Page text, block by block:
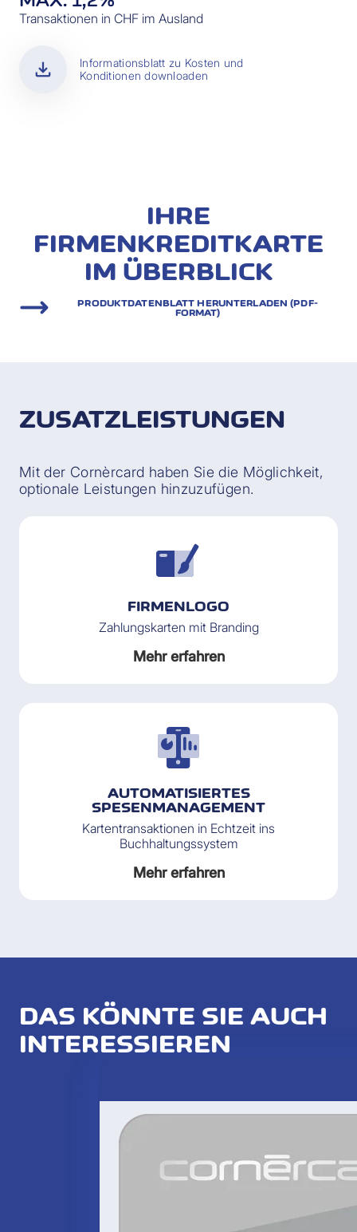
Transaktionen in CHF im Ausland
download
Informationsblatt zu Kosten und
Konditionen downloaden
IHRE
FIRMENKREDITKARTE
IM ÜBERBLICK
PRODUKTDATENBLATT HERUNTERLADEN (PDF-
FORMAT)
ZUSATZLEISTUNGEN
Mit der Cornèrcard haben Sie die Möglichkeit,
optionale Leistungen hinzuzufügen.
FIRMENLOGO
Zahlungskarten mit Branding
Mehr erfahren
AUTOMATISIERTES
SPESENMANAGEMENT
Kartentransaktionen in Echtzeit ins
Buchhaltungssystem
Mehr erfahren
DAS KÖNNTE SIE AUCH
INTERESSIEREN